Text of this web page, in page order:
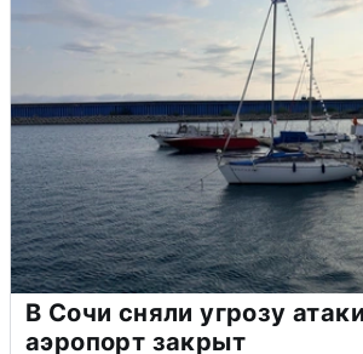
В Сочи сняли угрозу
аэропорт закрыт